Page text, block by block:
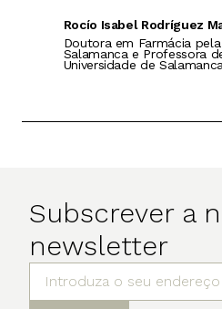
Rocío Isabel Rodríguez
Doutora em Farmácia
Salamanca e Professora
Universidade de
Subscrever a
newsletter